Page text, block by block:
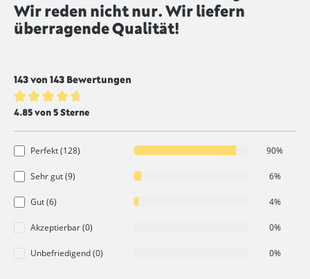
Durchschnittliche Bewertung von 4.8 von 5 Sternen
Wir reden nicht nur. Wir liefern
überragende Qualität!
143 von 143 Bewertungen
Durchschnittliche Bewertung von 4.8 von 5 Sternen
4.85 von 5 Sterne
Perfekt (128) 90%
Sehr gut (9) 6%
Gut (6) 4%
Akzeptierbar (0) 0%
Unbefriedigend (0) 0%